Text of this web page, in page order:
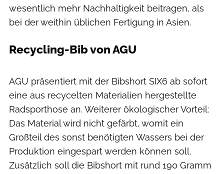
wesentlich mehr Nachhaltigkeit beitragen, als
bei der weithin üblichen Fertigung in Asien.
Recycling-Bib von AGU
AGU präsentiert mit der Bibshort SIX6 ab sofort
eine aus recycelten Materialien hergestellte
Radsporthose an. Weiterer ökologischer Vorteil:
Das Material wird nicht gefärbt, womit ein
Großteil des sonst benötigten Wassers bei der
Produktion eingespart werden können soll.
Zusätzlich soll die Bibshort mit rund 190 Gramm